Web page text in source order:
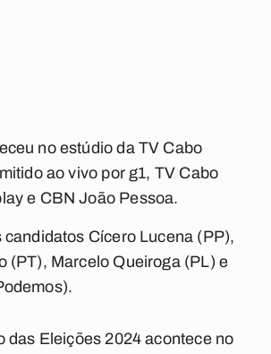
no estúdio da TV Cabo
ao vivo por g1, TV Cabo
e CBN João Pessoa.
candidatos Cícero Lucena (PP),
(PT), Marcelo Queiroga (PL) e
das Eleições 2024 acontece no